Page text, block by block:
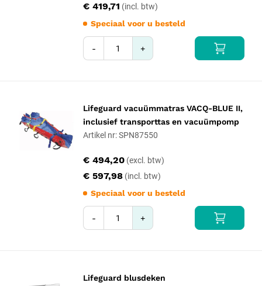
€ 419,71
Speciaal voor u besteld
- +
Lifeguard vacuümmatras VACQ-BLUE II,
inclusief transporttas en vacuümpomp
Artikel nr: SPN87550
€ 597,98
€ 494,20
Speciaal voor u besteld
- +
Lifeguard blusdeken